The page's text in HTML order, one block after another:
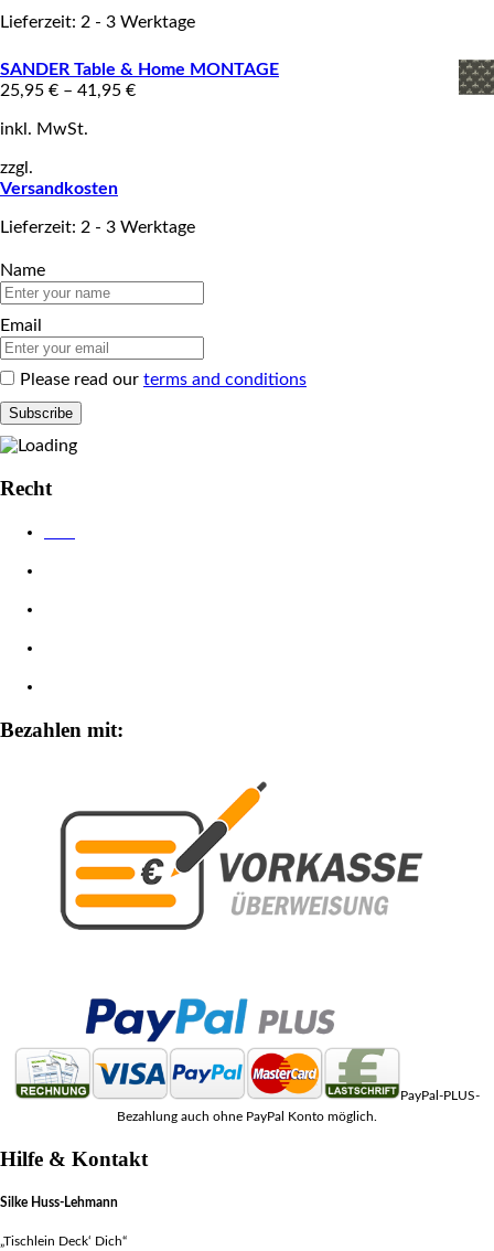
Lieferzeit: 2 - 3 Werktage
SANDER Table & Home MONTAGE
25,95 € – 41,95 €
inkl. MwSt.
zzgl.
Versandkosten
Lieferzeit: 2 - 3 Werktage
Name
Email
Please read our terms and conditions
Recht
Bezahlen mit:
PayPal-PLUS-
Bezahlung auch ohne PayPal Konto möglich.
Hilfe & Kontakt
Silke Huss-Lehmann
„Tischlein Deck‘ Dich“